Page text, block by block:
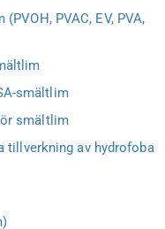
PVAC, EV, PVA,
smältlim
smältlim
tillverkning av hydrofoba